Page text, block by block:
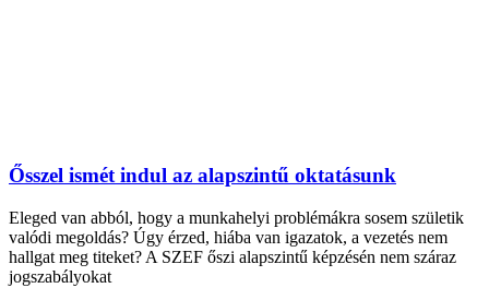
Ősszel ismét indul az alapszintű oktatásunk
Eleged van abból, hogy a munkahelyi problémákra sosem születik
valódi megoldás? Úgy érzed, hiába van igazatok, a vezetés nem
hallgat meg titeket? A SZEF őszi alapszintű képzésén nem száraz
jogszabályokat